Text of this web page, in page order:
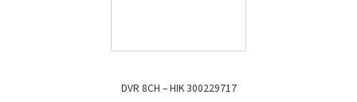
DVR 8CH – HIK 300229717